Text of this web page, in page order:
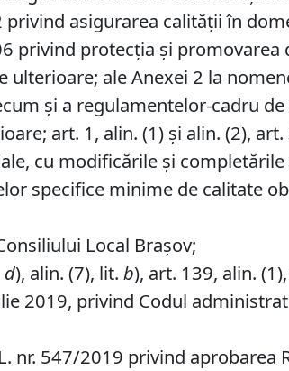
asigurarea calităţii în
privind protecţia şi
ale Anexei 2 la
şi a regulamentelor-cadru de
art. 1, alin. (1) și alin. (2), art.
cu modificările şi
specifice minime de calitate
Local Brașov;
d), alin. (7), lit.b), art. 139, alin.
2019, privind Codul
nr. 547/2019 privind aprobarea